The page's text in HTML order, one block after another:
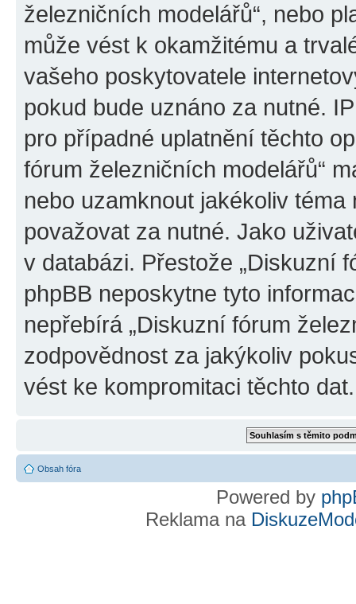
železničních modelářů“, nebo
může vést k okamžitému a
vašeho poskytovatele
pokud bude uznáno za nutné.
pro případné uplatnění těchto
fórum železničních modelářů“
nebo uzamknout jakékoliv
považovat za nutné. Jako
v databázi. Přestože „Diskuzní
phpBB neposkytne tyto
nepřebírá „Diskuzní fórum
zodpovědnost za jakýkoliv
vést ke kompromitaci těchto dat.
Obsah fóra
Powered by
Reklama na